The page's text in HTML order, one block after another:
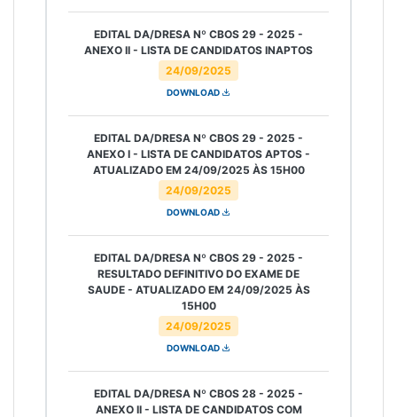
24/09/2025
EDITAL DA/DRESA Nº CBOS 29 - 2025 -
ANEXO II - LISTA DE CANDIDATOS INAPTOS
DOWNLOAD
24/09/2025
EDITAL DA/DRESA Nº CBOS 29 - 2025 -
ANEXO I - LISTA DE CANDIDATOS APTOS -
ATUALIZADO EM 24/09/2025 ÀS 15H00
DOWNLOAD
24/09/2025
EDITAL DA/DRESA Nº CBOS 29 - 2025 -
RESULTADO DEFINITIVO DO EXAME DE
SAUDE - ATUALIZADO EM 24/09/2025 ÀS
15H00
DOWNLOAD
EDITAL DA/DRESA Nº CBOS 28 - 2025 -
ANEXO II - LISTA DE CANDIDATOS COM